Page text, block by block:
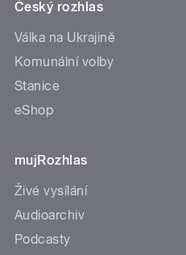
Český rozhlas
Válka na Ukrajině
Komunální volby
Stanice
eShop
mujRozhlas
Živé vysílání
Audioarchiv
Podcasty